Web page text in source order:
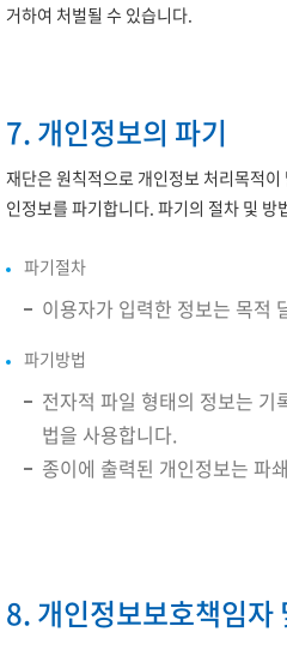
거하여 처벌될 수 있습니다.
7. 개인정보의 파기
재단은 원칙적으로 개인정보 처리목적
인정보를 파기합니다. 파기의 절차 및 방
파기절차
이용자가 입력한 정보는 목적
파기방법
전자적 파일 형태의 정보는 기
법을 사용합니다.
종이에 출력된 개인정보는 파
8. 개인정보보호책임자